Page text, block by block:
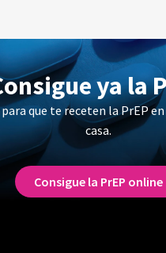
ya la
que te receten la PrEP
casa.
Consigue la PrEP online